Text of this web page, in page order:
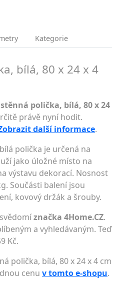
Kategorie
bílá, 80 x 24 x 4
polička, bílá, 80 x 24
právě nyní hodit.
další informace.
polička je určená na
jako úložné místo na
výstavu dekorací. Nosnost
Součásti balení jsou
kovový držák a šrouby.
značka 4Home.CZ.
a vyhledávaným. Teď
Kč.
polička, bílá, 80 x 24 x 4 cm
cenu v tomto e-shopu.